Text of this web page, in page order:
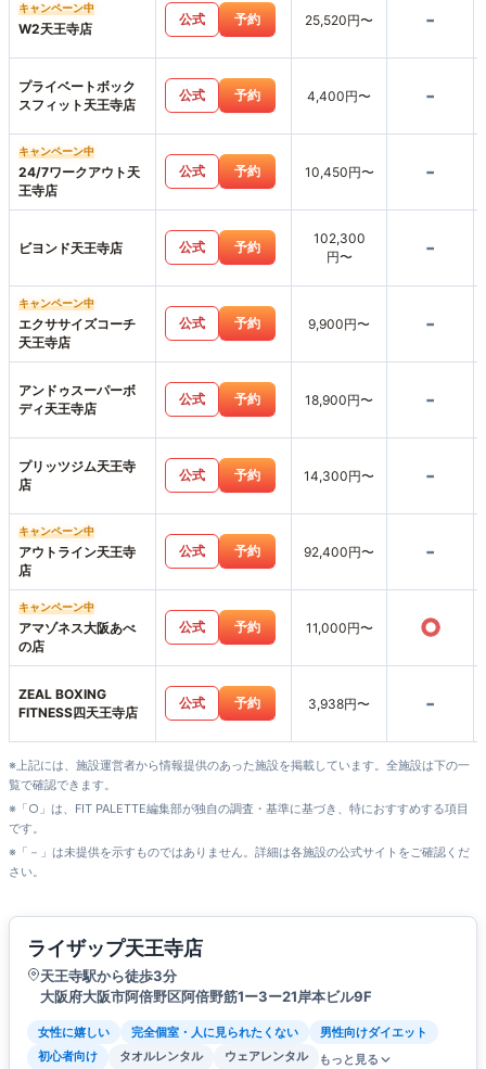
キャンペーン中
W2天王寺店
公式 予約 25,520円〜 -
プライベートボック
スフィット天王寺店
公式 予約 4,400円〜 -
キャンペーン中
24/7ワークアウト天
王寺店
公式 予約 10,450円〜 -
ビヨンド天王寺店 公式 予約
102,300
円〜
-
キャンペーン中
エクササイズコーチ
天王寺店
公式 予約 9,900円〜 -
アンドゥスーパーボ
ディ天王寺店
公式 予約 18,900円〜 -
プリッツジム天王寺
店
公式 予約 14,300円〜 -
キャンペーン中
アウトライン天王寺
店
公式 予約 92,400円〜 -
キャンペーン中
アマゾネス大阪あべ
の店
公式 予約 11,000円〜 ○
ZEAL BOXING
FITNESS四天王寺店
公式 予約 3,938円〜 -
※上記には、施設運営者から情報提供のあった施設を掲載しています。全施設は下の一
覧で確認できます。
※「○」は、FIT PALETTE編集部が独自の調査・基準に基づき、特におすすめする項目
です。
※「－」は未提供を示すものではありません。詳細は各施設の公式サイトをご確認くだ
さい。
ライザップ天王寺店
天王寺駅から徒歩3分
大阪府大阪市阿倍野区阿倍野筋1ー3ー21岸本ビル9F
女性に嬉しい 完全個室・人に見られたくない
男性向けダイエット
初心者向け
タオルレンタル ウェアレンタル もっと見る